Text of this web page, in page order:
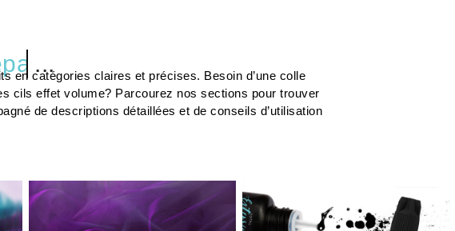
en catégories claires et précises. Besoin d’une colle
cils effet volume? Parcourez nos sections pour trouver
de descriptions détaillées et de conseils d’utilisation